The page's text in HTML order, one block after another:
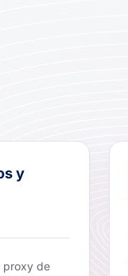
y
proxy de